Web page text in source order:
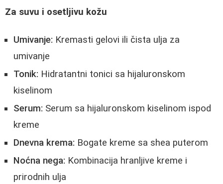
Za suvu i osetljivu kožu
Umivanje: Kremasti gelovi ili čista ulja za
umivanje
Tonik: Hidratantni tonici sa hijaluronskom
kiselinom
Serum: Serum sa hijaluronskom kiselinom ispod
kreme
Dnevna krema: Bogate kreme sa shea puterom
Noćna nega: Kombinacija hranljive kreme i
prirodnih ulja